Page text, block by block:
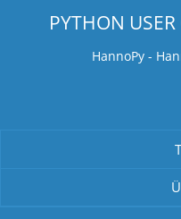
PYTHON
HannoPy -